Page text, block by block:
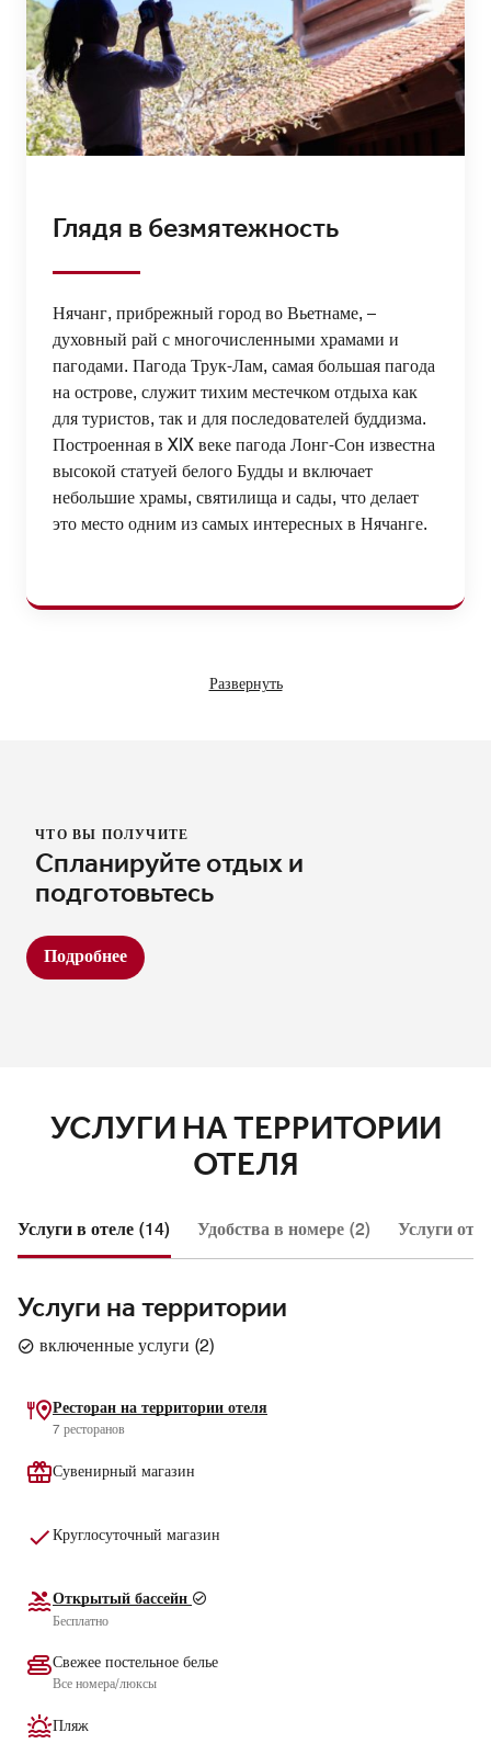
Глядя в безмятежность
Нячанг, прибрежный город во Вьетнаме, –
духовный рай с многочисленными храмами и
пагодами. Пагода Трук-Лам, самая большая пагода
на острове, служит тихим местечком отдыха как
для туристов, так и для последователей буддизма.
Построенная в XIX веке пагода Лонг-Сон известна
высокой статуей белого Будды и включает
небольшие храмы, святилища и сады, что делает
это место одним из самых интересных в Нячанге.
Развернуть
ЧТО ВЫ ПОЛУЧИТЕ
Спланируйте отдых и
подготовьтесь
Подробнее
УСЛУГИ НА ТЕРРИТОРИИ
ОТЕЛЯ
Услуги в отеле (14) Удобства в номере (2) Услуги
Услуги на территории
включенные услуги (2)
Ресторан на территории отеля
7 ресторанов
Сувенирный магазин
Круглосуточный магазин
Открытый бассейн
Бесплатно
Свежее постельное белье
Все номера/люксы
Пляж